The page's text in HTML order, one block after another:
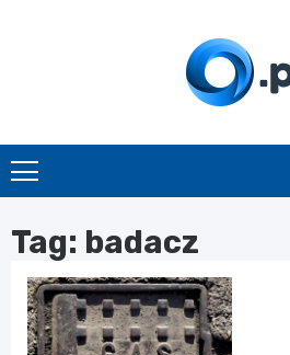
O.pl
Tag: badacz